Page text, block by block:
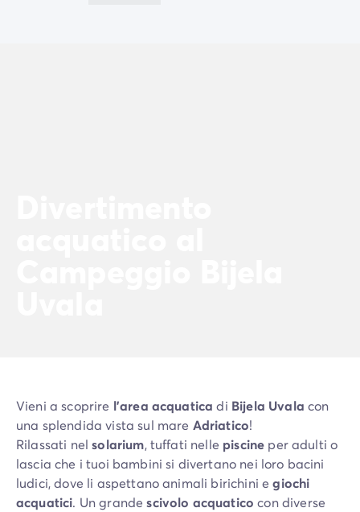
Vieni a scoprire l'area acquatica di Bijela Uvala con
una splendida vista sul mare Adriatico!
Rilassati nelsolarium, tuffati nelle piscine per adulti o
lascia che i tuoi bambini si divertano nei loro bacini
ludici, dove li aspettano animali birichini egiochi
acquatici. Un grandescivolo acquatico con diverse